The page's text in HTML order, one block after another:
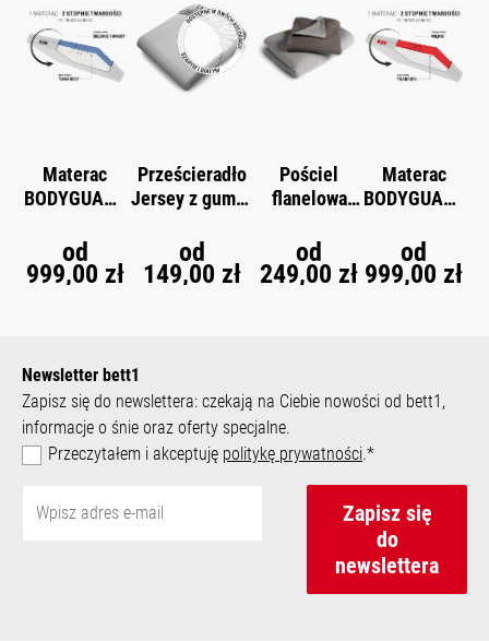
Materac
BODYGUARD
od
999,00 zł
Prześcieradło
Jersey z gumką
od
149,00 zł
Pościel
flanelowa
od
249,00 zł
Materac
BODYGUARD
od
999,00 zł
Newsletter bett1
Zapisz się do newslettera: czekają na Ciebie nowości od bett1,
informacje o śnie oraz oferty specjalne.
Przeczytałem i akceptuję politykę prywatności.*
Zapisz się
do
newslettera